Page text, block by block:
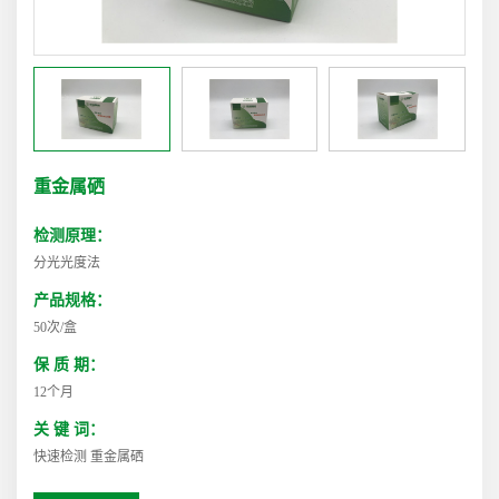
重金属硒
检测原理：
分光光度法
产品规格：
50次/盒
保 质 期：
12个月
关 键 词：
快速检测 重金属硒